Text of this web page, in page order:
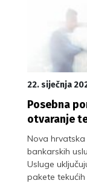
22. siječnja
Posebna
otvaranje
Nova
bankarskih
Usluge
pakete